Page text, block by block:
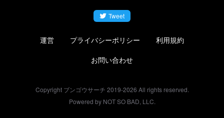
Tweet
運営 プライバシーポリシー
利用規約
お問い合わせ
Copyright ブンゴウサーチ 2019-2026 All rights reserved.
Powered by NOT SO BAD, LLC.